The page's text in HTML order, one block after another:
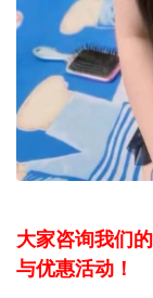
大家咨询我们
与优惠活动！